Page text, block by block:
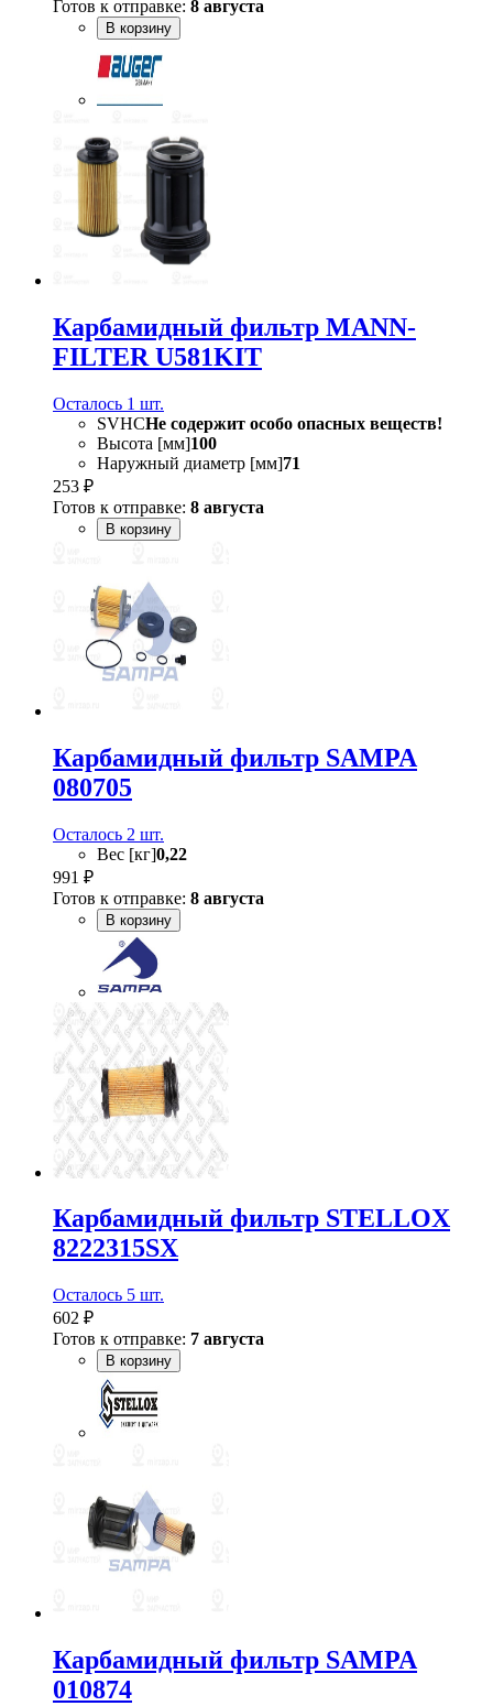
Готов к отправке: 8 августа
В корзину
Карбамидный фильтр MANN-
FILTER U581KIT
Осталось 1 шт.
SVHCНе содержит особо опасных веществ!
Высота [мм]100
Наружный диаметр [мм]71
253 ₽
Готов к отправке: 8 августа
В корзину
Карбамидный фильтр SAMPA
080705
Осталось 2 шт.
Вес [кг]0,22
991 ₽
Готов к отправке: 8 августа
В корзину
Карбамидный фильтр STELLOX
8222315SX
Осталось 5 шт.
602 ₽
Готов к отправке: 7 августа
В корзину
Карбамидный фильтр SAMPA
010874